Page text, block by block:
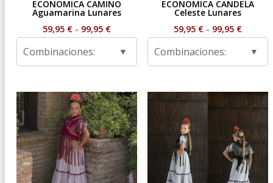
ECONOMICA CAMINO
Aguamarina Lunares
59,95 € - 99,95 €Rango
59,95 €
hasta
99,95 €
Combinaciones:
ECONOMICA CANDELA
Celeste Lunares
59,95 € - 99,95 €Rango
59,95 €
hasta
99,95 €
Combinaciones: